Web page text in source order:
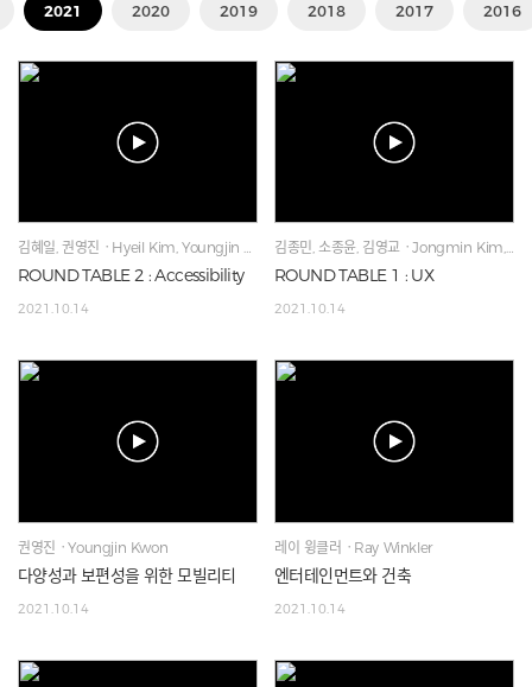
2021 2020 2019 2018 2017 2016
김혜일, 권영진ㆍHyeil Kim, Youngjin Kwon
ROUND TABLE 2 : Accessibility
2021.10.14
김종민, 소종윤, 김영교ㆍJongmin Kim, Jeiko Soh, Kyo Kim
ROUND TABLE 1 : UX
2021.10.14
권영진ㆍYoungjin Kwon
다양성과 보편성을 위한 모빌리티
2021.10.14
레이 윙클러ㆍRay Winkler
엔터테인먼트와 건축
2021.10.14